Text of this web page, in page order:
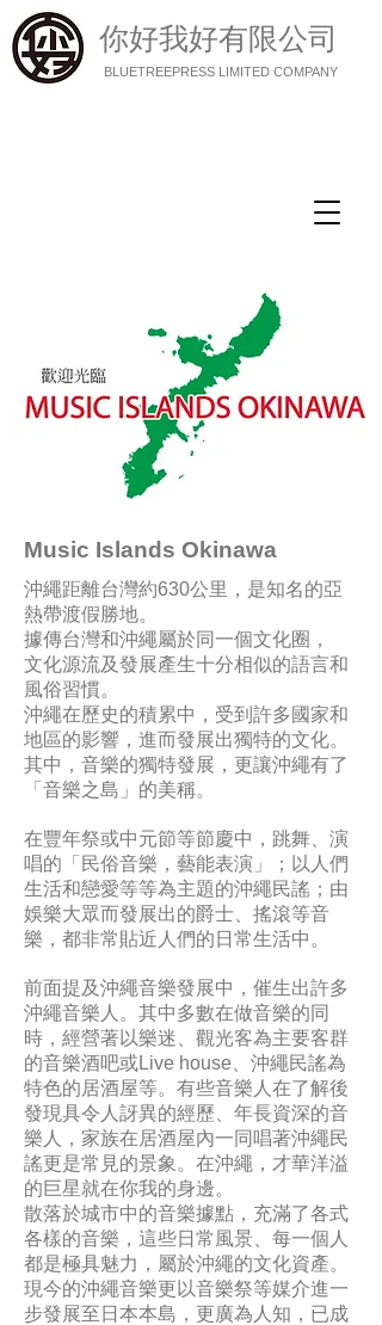
你好我好有限公司
BLUETREEPRESS LIMITED COMPANY
Music Islands Okinawa
沖繩距離台灣約630公里，是知名的亞
熱帶渡假勝地。
據傳台灣和沖繩屬於同一個文化圈，
文化源流及發展產生十分相似的語言和
風俗習慣。
沖繩在歷史的積累中，受到許多國家和
地區的影響，進而發展出獨特的文化。
其中，音樂的獨特發展，更讓沖繩有了
「音樂之島」的美稱。
在豐年祭或中元節等節慶中，跳舞、演
唱的「民俗音樂，藝能表演」；以人們
生活和戀愛等等為主題的沖繩民謠；由
娛樂大眾而發展出的爵士、搖滾等音
樂，都非常貼近人們的日常生活中。
前面提及沖繩音樂發展中，催生出許多
沖繩音樂人。其中多數在做音樂的同
時，經營著以樂迷、觀光客為主要客群
的音樂酒吧或Live house、沖繩民謠為
特色的居酒屋等。有些音樂人在了解後
發現具令人訝異的經歷、年長資深的音
樂人，家族在居酒屋內一同唱著沖繩民
謠更是常見的景象。在沖繩，才華洋溢
的巨星就在你我的身邊。
散落於城市中的音樂據點，充滿了各式
各樣的音樂，這些日常風景、每一個人
都是極具魅力，屬於沖繩的文化資產。
現今的沖繩音樂更以音樂祭等媒介進一
步發展至日本本島，更廣為人知，已成